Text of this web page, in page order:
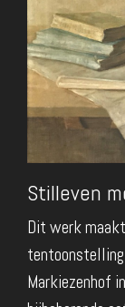
Stilleven
Dit werk
tentoonstelling
Markiezenhof